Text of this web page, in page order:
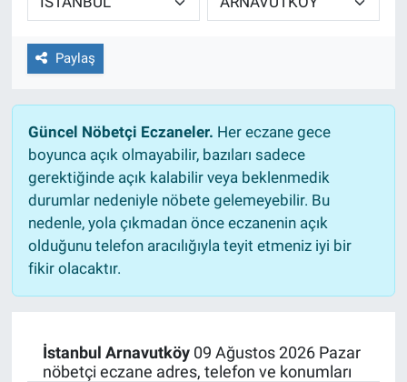
Paylaş
Güncel Nöbetçi Eczaneler. Her eczane gece
boyunca açık olmayabilir, bazıları sadece
gerektiğinde açık kalabilir veya beklenmedik
durumlar nedeniyle nöbete gelemeyebilir. Bu
nedenle, yola çıkmadan önce eczanenin açık
olduğunu telefon aracılığıyla teyit etmeniz iyi bir
fikir olacaktır.
İstanbul Arnavutköy09 Ağustos 2026 Pazar
nöbetçi eczane adres, telefon ve konumları